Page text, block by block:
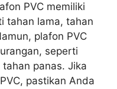
PVC memiliki
tahan lama, tahan
plafon PVC
seperti
panas. Jika
pastikan Anda